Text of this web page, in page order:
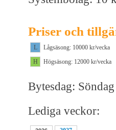
Priser och
L
Lågsäsong: 10000 kr/vecka
H
Högsäsong: 12000 kr/vecka
Bytesdag: Söndag
Lediga veckor: